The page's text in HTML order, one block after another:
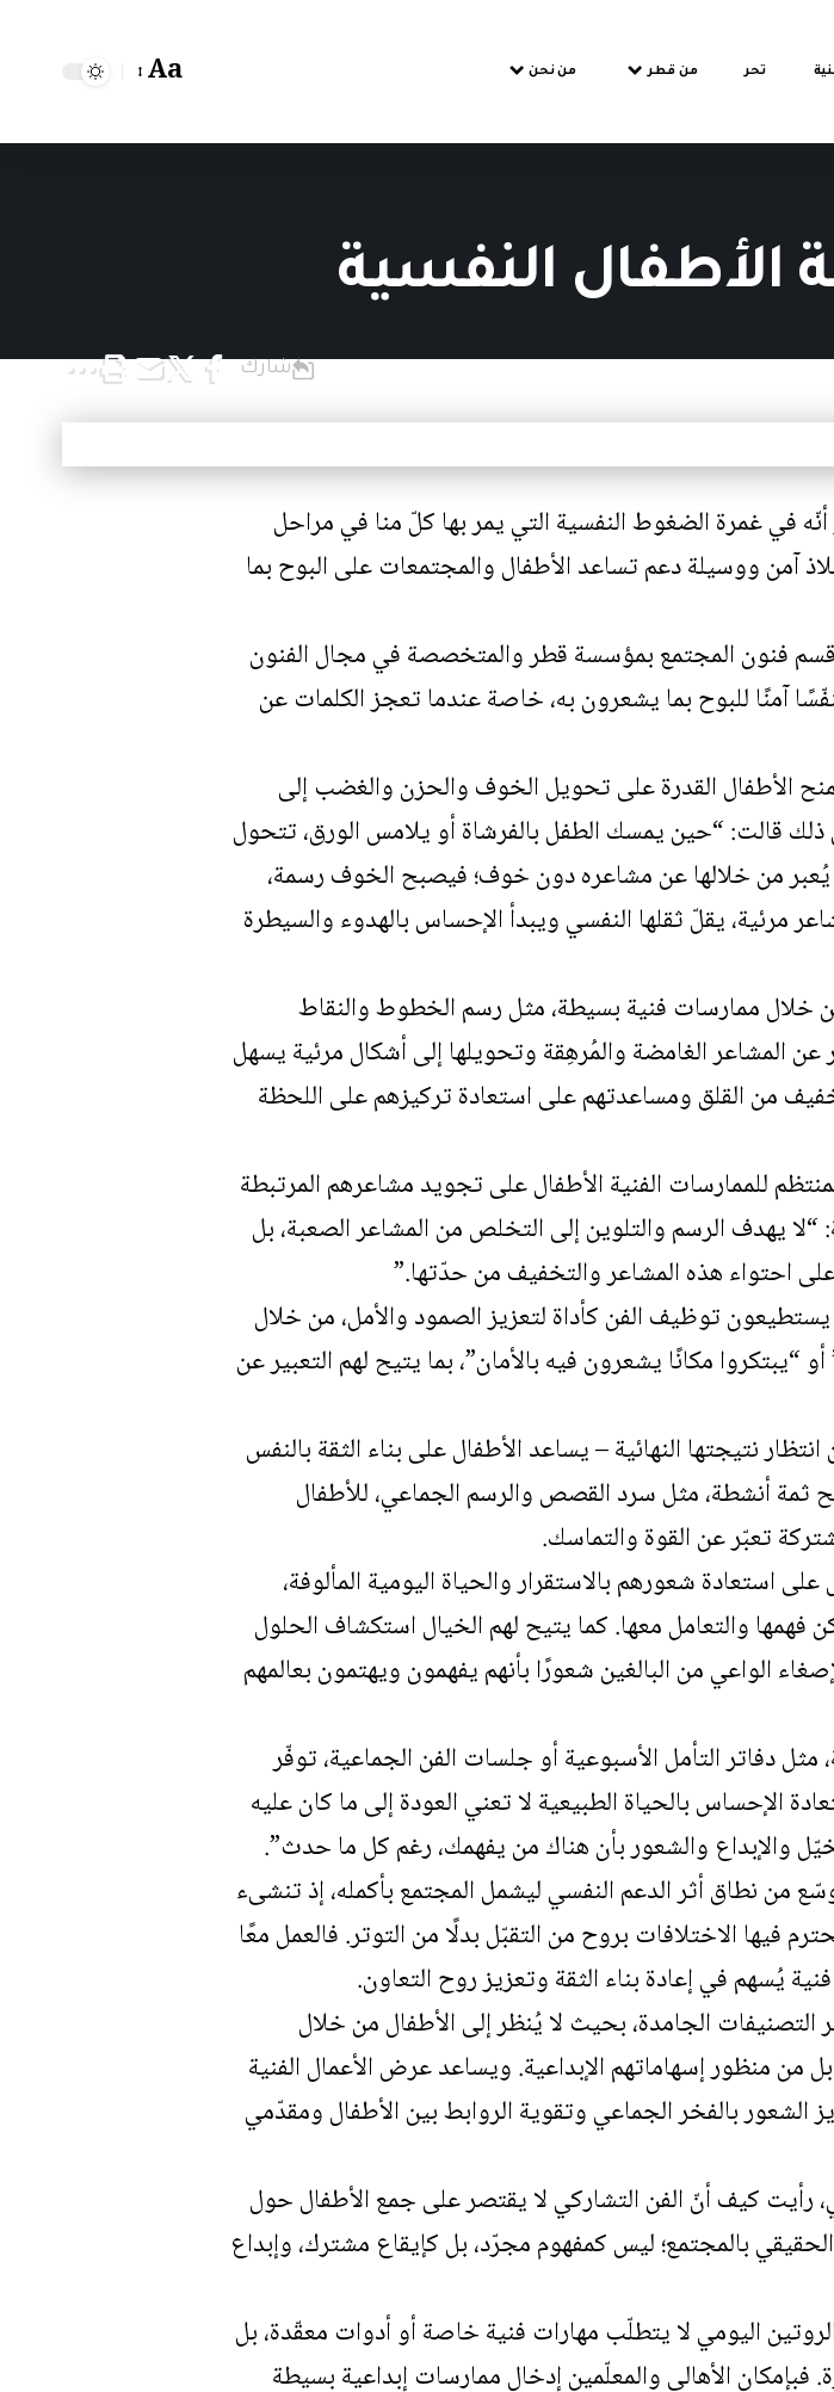
تحر من قطر من نحن Aa
الأطفال النفسية
شارك
في غمرة الضغوط النفسية التي يمر بها كلّ منا في مراحل
آمن ووسيلة دعم تساعد الأطفال والمجتمعات على البوح بما
فنون المجتمع بمؤسسة قطر والمتخصصة في مجال الفنون
آمنًا للبوح بما يشعرون به، خاصة عندما تعجز الكلمات عن
الأطفال القدرة على تحويل الخوف والحزن والغضب إلى
قالت: “حين يمسك الطفل بالفرشاة أو يلامس الورق، تتحول
يُعبر من خلالها عن مشاعره دون خوف؛ فيصبح الخوف رسمة،
مرئية، يقلّ ثقلها النفسي ويبدأ الإحساس بالهدوء والسيطرة
خلال ممارسات فنية بسيطة، مثل رسم الخطوط والنقاط
عن المشاعر الغامضة والمُرهِقة وتحويلها إلى أشكال مرئية يسهل
من القلق ومساعدتهم على استعادة تركيزهم على اللحظة
للممارسات الفنية الأطفال على تجويد مشاعرهم المرتبطة
يهدف الرسم والتلوين إلى التخلص من المشاعر الصعبة، بل
احتواء هذه المشاعر والتخفيف من حدّتها.”
توظيف الفن كأداة لتعزيز الصمود والأمل، من خلال
مكانًا يشعرون فيه بالأمان”، بما يتيح لهم التعبير عن
نتيجتها النهائية – يساعد الأطفال على بناء الثقة بالنفس
ثمة أنشطة، مثل سرد القصص والرسم الجماعي، للأطفال
تعبّر عن القوة والتماسك.
استعادة شعورهم بالاستقرار والحياة اليومية المألوفة،
والتعامل معها. كما يتيح لهم الخيال استكشاف الحلول
الواعي من البالغين شعورًا بأنهم يفهمون ويهتمون بعالمهم
دفاتر التأمل الأسبوعية أو جلسات الفن الجماعية، توفّر
الإحساس بالحياة الطبيعية لا تعني العودة إلى ما كان عليه
والإبداع والشعور بأن هناك من يفهمك، رغم كل ما حدث”.
من نطاق أثر الدعم النفسي ليشمل المجتمع بأكمله، إذ تنشىء
فيها الاختلافات بروح من التقبّل بدلًا من التوتر. فالعمل معًا
في إعادة بناء الثقة وتعزيز روح التعاون.
الجامدة، بحيث لا يُنظر إلى الأطفال من خلال
من منظور إسهاماتهم الإبداعية. ويساعد عرض الأعمال الفنية
الشعور بالفخر الجماعي وتقوية الروابط بين الأطفال ومقدّمي
كيف أنّ الفن التشاركي لا يقتصر على جمع الأطفال حول
بالمجتمع؛ ليس كمفهوم مجرّد، بل كإيقاع مشترك، وإبداع
اليومي لا يتطلّب مهارات فنية خاصة أو أدوات معقّدة، بل
الأهالي والمعلّمين إدخال ممارسات إبداعية بسيطة